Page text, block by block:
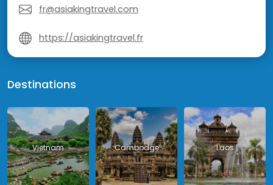
fr@asiakingtravel.com
https://asiakingtravel.fr
Destinations
Vietnam Cambodge Laos